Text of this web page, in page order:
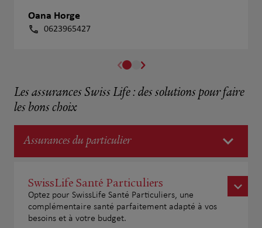
Oana Horge
0623965427
Les assurances Swiss Life : des solutions pour faire
les bons choix
Assurances du particulier
SwissLife Santé Particuliers
Optez pour SwissLife Santé Particuliers, une
complémentaire santé parfaitement adapté à vos
besoins et à votre budget.